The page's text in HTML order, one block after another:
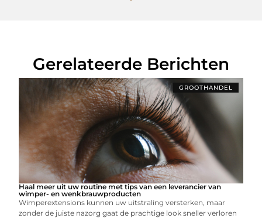
Gerelateerde Berichten
GROOTHANDEL
Haal meer uit uw routine met tips van een leverancier van
wimper- en wenkbrauwproducten
Wimperextensions kunnen uw uitstraling versterken, maar
zonder de juiste nazorg gaat de prachtige look sneller verloren